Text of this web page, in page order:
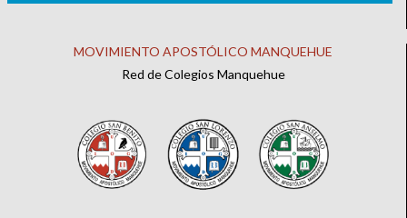
MOVIMIENTO APOSTÓLICO MANQUEHUE
Red de Colegios Manquehue